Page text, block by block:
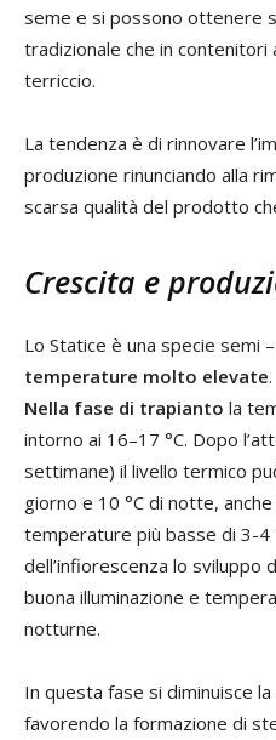
seme e si possono ottenere
tradizionale che in contenitori
terriccio.
La tendenza è di rinnovare
produzione rinunciando alla
scarsa qualità del prodotto
Crescita e
Lo Statice è una specie semi
temperature molto elevate.
Nella fase di trapianto la
intorno ai 16–17 °C. Dopo
settimane) il livello termico
giorno e 10 °C di notte,
temperature più basse di 3-4
dell’infiorescenza lo sviluppo
buona illuminazione e
notturne.
In questa fase si diminuisce
favorendo la formazione di